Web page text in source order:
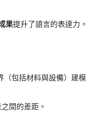
果提升了語言的表達力。
（包括材料與設備）建模
間的差距。